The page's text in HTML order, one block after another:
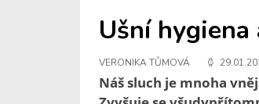
Ušní
VERONIKA TŮMOVÁ
Náš sluch je mnoha